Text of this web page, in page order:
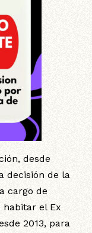
desde
decisión de la
cargo de
el Ex
2013, para